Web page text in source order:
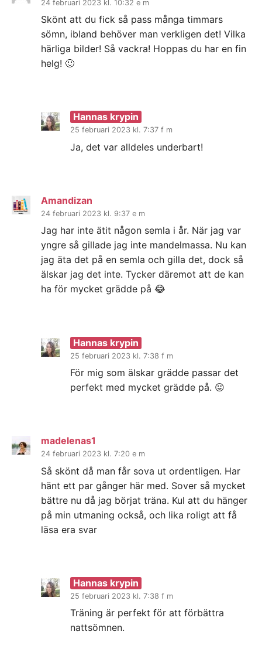
24 februari 2023 kl. 10:32 e m
Skönt att du fick så pass många timmars
sömn, ibland behöver man verkligen det! Vilka
härliga bilder! Så vackra! Hoppas du har en fin
helg! 🙂
Hannas krypin
25 februari 2023 kl. 7:37 f m
Ja, det var alldeles underbart!
Amandizan
24 februari 2023 kl. 9:37 e m
Jag har inte ätit någon semla i år. När jag var
yngre så gillade jag inte mandelmassa. Nu kan
jag äta det på en semla och gilla det, dock så
älskar jag det inte. Tycker däremot att de kan
ha för mycket grädde på 😂
Hannas krypin
25 februari 2023 kl. 7:38 f m
För mig som älskar grädde passar det
perfekt med mycket grädde på. 😛
madelenas1
24 februari 2023 kl. 7:20 e m
Så skönt då man får sova ut ordentligen. Har
hänt ett par gånger här med. Sover så mycket
bättre nu då jag börjat träna. Kul att du hänger
på min utmaning också, och lika roligt att få
läsa era svar
Hannas krypin
25 februari 2023 kl. 7:38 f m
Träning är perfekt för att förbättra
nattsömnen.